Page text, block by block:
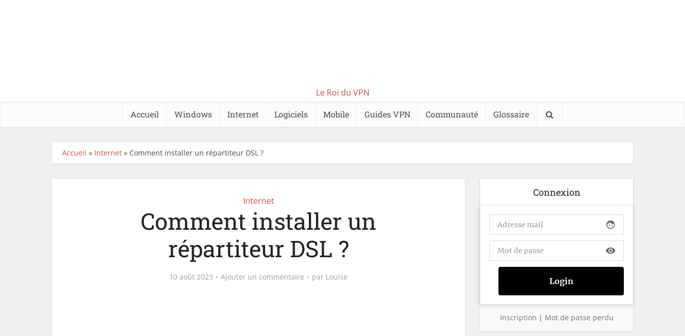
Le Roi du VPN
Accueil Windows Internet Logiciels Mobile Guides VPN Communauté Glossaire
Accueil » Internet » Comment installer un répartiteur DSL ?
Internet
Comment installer un
répartiteur DSL ?
10 août 2023 Ajouter un commentaire par Louise
Connexion
face
visibility
Inscription | Mot de passe perdu